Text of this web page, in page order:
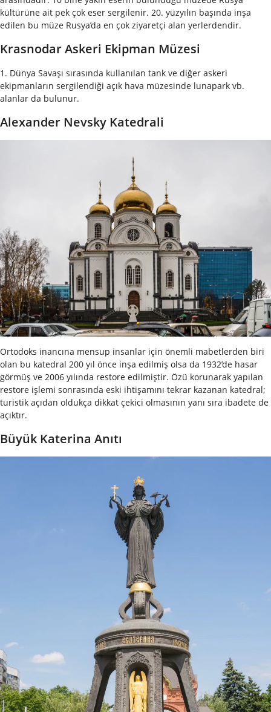
kültürüne ait pek çok eser sergilenir. 20. yüzyılın başında inşa
edilen bu müze Rusya’da en çok ziyaretçi alan yerlerdendir.
Krasnodar Askeri Ekipman Müzesi
1. Dünya Savaşı sırasında kullanılan tank ve diğer askeri
ekipmanların sergilendiği açık hava müzesinde lunapark vb.
alanlar da bulunur.
Alexander Nevsky Katedrali
Ortodoks inancına mensup insanlar için önemli mabetlerden biri
olan bu katedral 200 yıl önce inşa edilmiş olsa da 1932’de hasar
görmüş ve 2006 yılında restore edilmiştir. Özü korunarak yapılan
restore işlemi sonrasında eski ihtişamını tekrar kazanan katedral;
turistik açıdan oldukça dikkat çekici olmasının yanı sıra ibadete de
açıktır.
Büyük Katerina Anıtı